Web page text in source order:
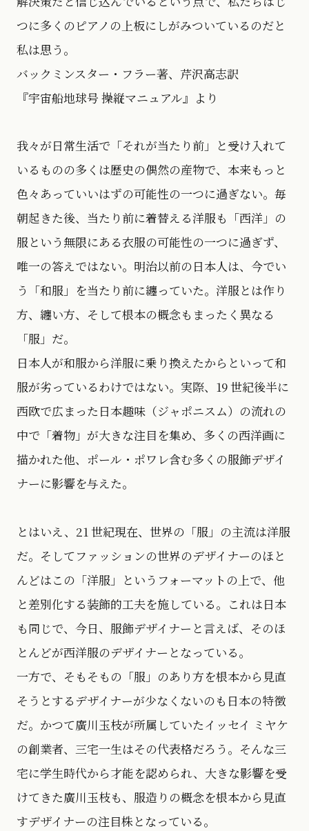
つに多くのピアノの上板にしがみついているのだと
私は思う。
バックミンスター・フラー著、芹沢高志訳
『宇宙船地球号 操縦マニュアル』より
我々が日常生活で「それが当たり前」と受け入れて
いるものの多くは歴史の偶然の産物で、本来もっと
色々あっていいはずの可能性の一つに過ぎない。毎
朝起きた後、当たり前に着替える洋服も「西洋」の
服という無限にある衣服の可能性の一つに過ぎず、
唯一の答えではない。明治以前の日本人は、今でい
う「和服」を当たり前に纏っていた。洋服とは作り
方、纏い方、そして根本の概念もまったく異なる
「服」だ。
日本人が和服から洋服に乗り換えたからといって和
服が劣っているわけではない。実際、19 世紀後半に
西欧で広まった日本趣味（ジャポニスム）の流れの
中で「着物」が大きな注目を集め、多くの西洋画に
描かれた他、ポール・ポワレ含む多くの服飾デザイ
ナーに影響を与えた。
とはいえ、21 世紀現在、世界の「服」の主流は洋服
だ。そしてファッションの世界のデザイナーのほと
んどはこの「洋服」というフォーマットの上で、他
と差別化する装飾的工夫を施している。これは日本
も同じで、今日、服飾デザイナーと言えば、そのほ
とんどが西洋服のデザイナーとなっている。
一方で、そもそもの「服」のあり方を根本から見直
そうとするデザイナーが少なくないのも日本の特徴
だ。かつて廣川玉枝が所属していたイッセイ ミヤケ
の創業者、三宅一生はその代表格だろう。そんな三
宅に学生時代から才能を認められ、大きな影響を受
けてきた廣川玉枝も、服造りの概念を根本から見直
すデザイナーの注目株となっている。